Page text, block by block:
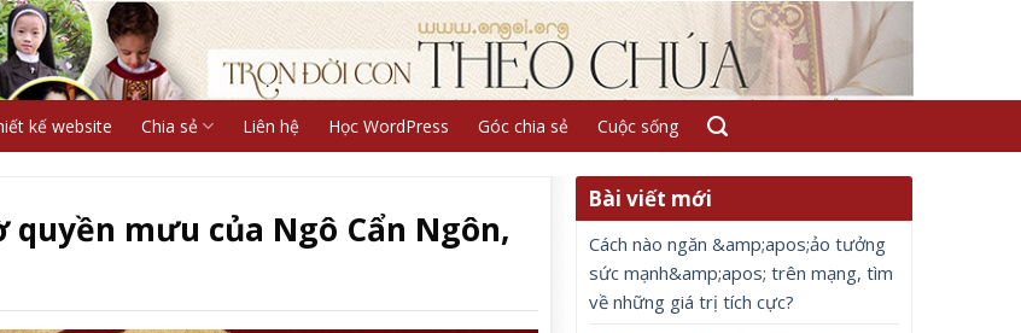
kế website Chia sẻ Liên hệ Học WordPress Góc chia sẻ Cuộc sống
quyền mưu của Ngô Cẩn Ngôn,
Bài viết mới
Cách nào ngăn &amp;apos;ảo tưởng
sức mạnh&amp;apos; trên mạng, tìm
về những giá trị tích cực?